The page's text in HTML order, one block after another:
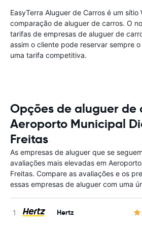
EasyTerra Aluguer de Carros é um
comparação de aluguer de carros. O
tarifas de empresas de aluguer de
assim o cliente pode reservar sempre
uma tarifa competitiva.
Opções de aluguer de
Aeroporto Municipal
Freitas
As empresas de aluguer que se
avaliações mais elevadas em
Freitas. Compare as avaliações e os
essas empresas de aluguer com uma
Hertz